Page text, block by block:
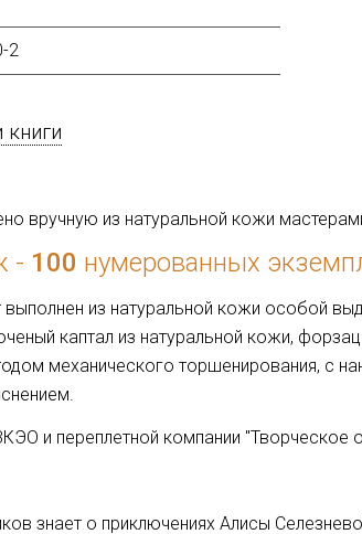
2
вручную из натуральной кожи
- 100 нумерованных
из натуральной кожи особой
каптал из натуральной кожи,
механического торшенирования, с
и переплетной компании "Творческое
знает о приключениях Алисы